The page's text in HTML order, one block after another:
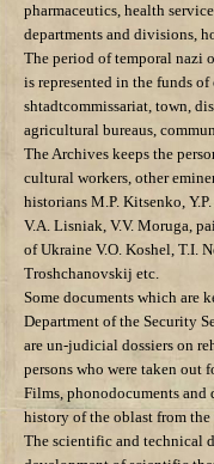
pharmaceutics, health
departments and divisions,
The period of temporal nazi
is represented in the funds
shtadtcommissariat, town,
agricultural bureaus,
The Archives keeps the
cultural workers, other
historians M.P. Kitsenko,
V.A. Lisniak, V.V. Moruga,
of Ukraine V.O. Koshel, T.I.
Troshchanovskij etc.
Some documents which are
Department of the Security
are un-judicial dossiers on
persons who were taken out
Films, phonodocuments and
history of the oblast from
The scientific and technical